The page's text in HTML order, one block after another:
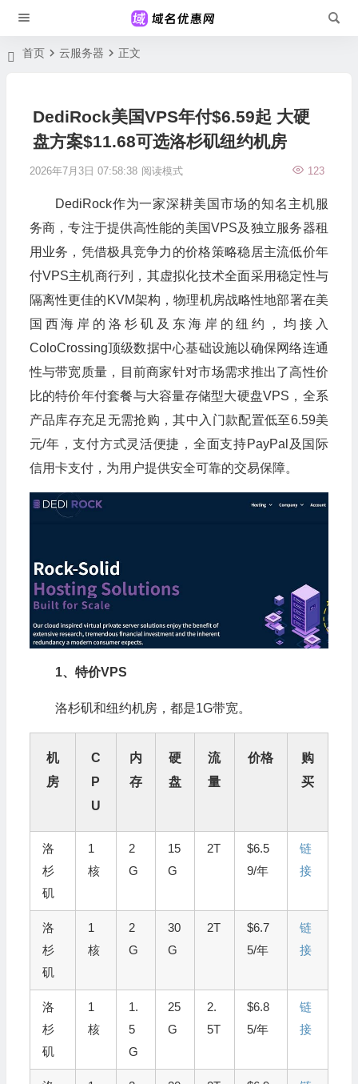
首页 云服务器 正文
DediRock美国VPS年付$6.59起 大硬
盘方案$11.68可选洛杉矶纽约机房
2026年7月3日 07:58:38 123
阅读模式
DediRock作为一家深耕美国市场的知名主机服
务商，专注于提供高性能的美国VPS及独立服务器租
用业务，凭借极具竞争力的价格策略稳居主流低价年
付VPS主机商行列，其虚拟化技术全面采用稳定性与
隔离性更佳的KVM架构，物理机房战略性地部署在美
国西海岸的洛杉矶及东海岸的纽约，均接入
ColoCrossing顶级数据中心基础设施以确保网络连通
性与带宽质量，目前商家针对市场需求推出了高性价
比的特价年付套餐与大容量存储型大硬盘VPS，全系
产品库存充足无需抢购，其中入门款配置低至6.59美
元/年，支付方式灵活便捷，全面支持PayPal及国际
信用卡支付，为用户提供安全可靠的交易保障。
1、特价VPS
洛杉矶和纽约机房，都是1G带宽。
机
房
C
P
U
内
存
硬
盘
流
量
价格
购
买
洛
杉
矶
1
核
2
G
15
G
2T
$6.5
9/年
链
接
洛
杉
矶
1
核
2
G
30
G
2T
$6.7
5/年
链
接
洛
杉
矶
1
核
1.
5
G
25
G
2.
5T
$6.8
5/年
链
接